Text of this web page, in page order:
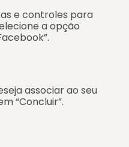
e controles para
a opção
associar ao seu
“Concluir”.